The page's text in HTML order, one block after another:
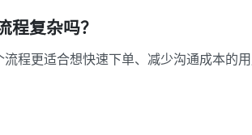
复杂吗？
程更适合想快速下单、减少沟通成本的